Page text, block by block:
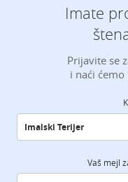
Imate
Prijavite se
i naći ćemo
Vaš mejl